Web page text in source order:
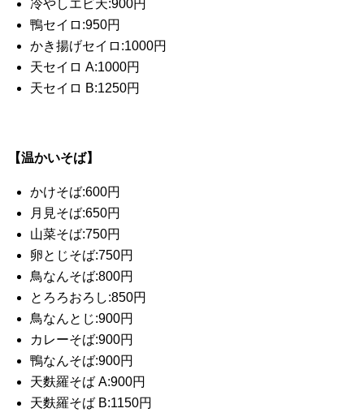
冷やしエビ天:900円
鴨セイロ:950円
かき揚げセイロ:1000円
天セイロ A:1000円
天セイロ B:1250円
【温かいそば】
かけそば:600円
月見そば:650円
山菜そば:750円
卵とじそば:750円
鳥なんそば:800円
とろろおろし:850円
鳥なんとじ:900円
カレーそば:900円
鴨なんそば:900円
天麩羅そば A:900円
天麩羅そば B:1150円